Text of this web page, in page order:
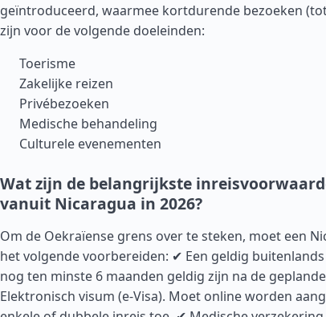
geïntroduceerd, waarmee kortdurende bezoeken
zijn voor de volgende doeleinden:
Toerisme
Zakelijke reizen
Privébezoeken
Medische behandeling
Culturele evenementen
Wat zijn de belangrijkste
vanuit Nicaragua in 2026?
Om de Oekraïense grens over te steken, moet een
het volgende voorbereiden: ✔ Een geldig
nog ten minste 6 maanden geldig zijn na de
Elektronisch visum (e-Visa). Moet online worden